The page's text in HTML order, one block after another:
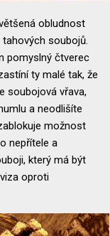
obludnost
soubojů.
pomyslný čtverec
ty malé tak, že
soubojová vřava,
a neodlišíte
možnost
nepřítele a
který má být
oproti